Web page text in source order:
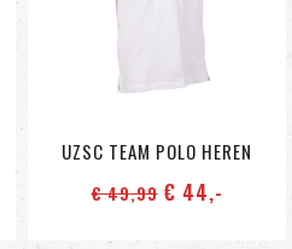
UZSC TEAM POLO HEREN
€ 49,99€ 44,-